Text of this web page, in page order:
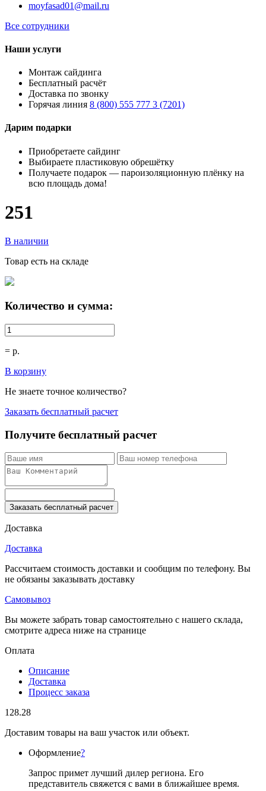
moyfasad01@mail.ru
Все сотрудники
Наши услуги
Монтаж сайдинга
Бесплатный расчёт
Доставка по звонку
Горячая линия 8 (800) 555 777 3 (7201)
Дарим подарки
Приобретаете сайдинг
Выбираете пластиковую обрешётку
Получаете подарок — пароизоляционную плёнку на
всю площадь дома!
251
В наличии
Товар есть на складе
Количество и сумма:
= р.
В корзину
Не знаете точное количество?
Заказать бесплатный расчет
Получите бесплатный расчет
Заказать бесплатный расчет
Доставка
Доставка
Рассчитаем стоимость доставки и сообщим по телефону. Вы
не обязаны заказывать доставку
Самовывоз
Вы можете забрать товар самостоятельно с нашего склада,
смотрите адреса ниже на странице
Оплата
Описание
Доставка
Процесс заказа
128.28
Доставим товары на ваш участок или объект.
Оформление?
Запрос примет лучший дилер региона. Его
представитель свяжется с вами в ближайшее время.